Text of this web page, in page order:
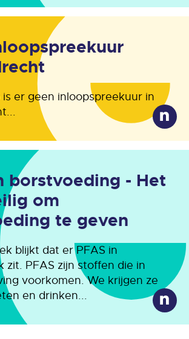
er geen inloopspreekuur in
borstvoeding - Het
om
te geven
blijkt dat er PFAS in
zit. PFAS zijn stoffen die in
voorkomen. We krijgen ze
en drinken...